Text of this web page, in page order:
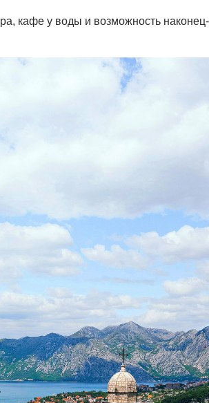
кафе у воды и возможность